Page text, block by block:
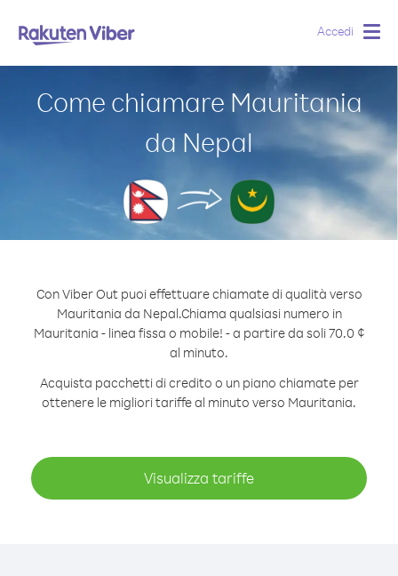
Accedi
Come chiamare Mauritania
da Nepal
Con Viber Out puoi effettuare chiamate di qualità verso
Mauritania da Nepal.Chiama qualsiasi numero in
Mauritania - linea fissa o mobile! - a partire da soli 70.0 ¢
al minuto.
Acquista pacchetti di credito o un piano chiamate per
ottenere le migliori tariffe al minuto verso Mauritania.
Visualizza tariffe